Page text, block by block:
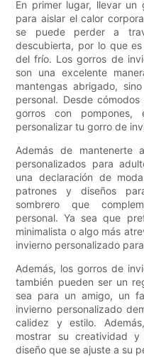
En primer lugar, llevar un
para aislar el calor
se puede perder a
descubierta, por lo que
del frío. Los gorros de
son una excelente
mantengas abrigado,
personal. Desde
gorros con pompones,
personalizar tu gorro de
Además de mantenerte
personalizados para
una declaración de
patrones y diseños
sombrero que
personal. Ya sea que
minimalista o algo más
invierno personalizado
Además, los gorros de
también pueden ser un
sea para un amigo, un
invierno personalizado
calidez y estilo.
mostrar su creatividad y
diseño que se ajuste a su